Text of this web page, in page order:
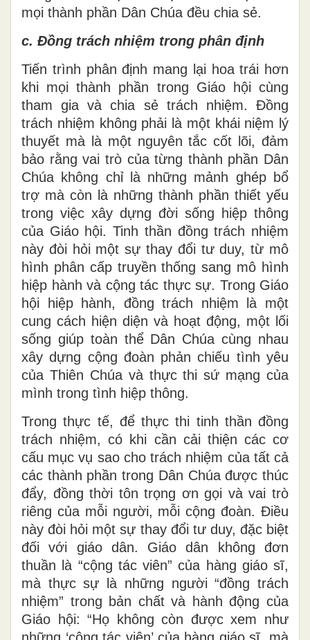
mọi thành phần Dân Chúa đều chia sẻ.
c. Đồng trách nhiệm trong phân định
Tiến trình phân định mang lại hoa trái hơn
khi mọi thành phần trong Giáo hội cùng
tham gia và chia sẻ trách nhiệm. Đồng
trách nhiệm không phải là một khái niệm lý
thuyết mà là một nguyên tắc cốt lõi, đảm
bảo rằng vai trò của từng thành phần Dân
Chúa không chỉ là những mảnh ghép bổ
trợ mà còn là những thành phần thiết yếu
trong việc xây dựng đời sống hiệp thông
của Giáo hội. Tinh thần đồng trách nhiệm
này đòi hỏi một sự thay đổi tư duy, từ mô
hình phân cấp truyền thống sang mô hình
hiệp hành và cộng tác thực sự. Trong Giáo
hội hiệp hành, đồng trách nhiệm là một
cung cách hiện diện và hoạt động, một lối
sống giúp toàn thể Dân Chúa cùng nhau
xây dựng cộng đoàn phản chiếu tình yêu
của Thiên Chúa và thực thi sứ mạng của
mình trong tình hiệp thông.
Trong thực tế, để thực thi tinh thần đồng
trách nhiệm, có khi cần cải thiện các cơ
cấu mục vụ sao cho trách nhiệm của tất cả
các thành phần trong Dân Chúa được thúc
đẩy, đồng thời tôn trọng ơn gọi và vai trò
riêng của mỗi người, mỗi cộng đoàn. Điều
này đòi hỏi một sự thay đổi tư duy, đặc biệt
đối với giáo dân. Giáo dân không đơn
thuần là “cộng tác viên” của hàng giáo sĩ,
mà thực sự là những người “đồng trách
nhiệm” trong bản chất và hành động của
Giáo hội: “Họ không còn được xem như